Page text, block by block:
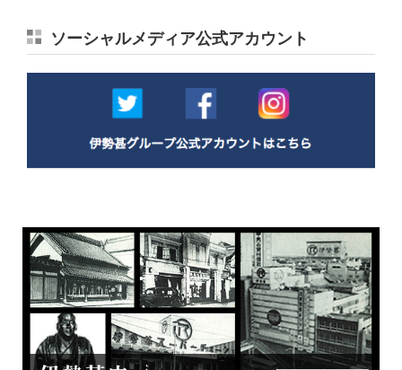
ソーシャルメディア公式アカウント